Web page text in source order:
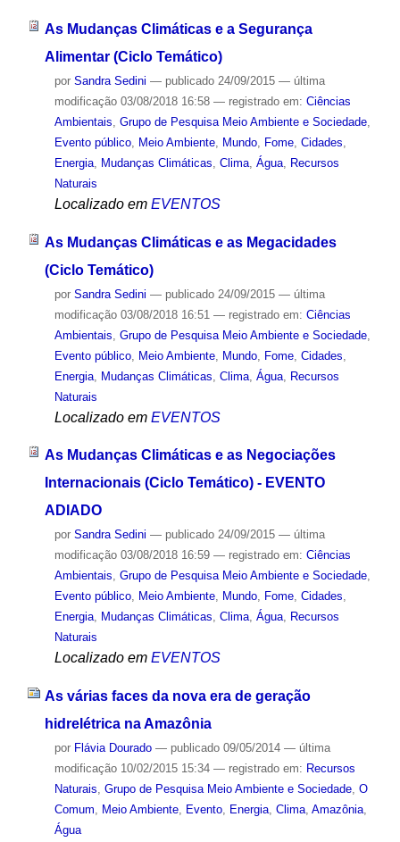
As Mudanças Climáticas e a Segurança
Alimentar (Ciclo Temático)
por Sandra Sedini — publicado24/09/2015 — última
modificação03/08/2018 16:58 — registrado em: Ciências
Ambientais, Grupo de Pesquisa Meio Ambiente e Sociedade,
Evento público, Meio Ambiente, Mundo, Fome, Cidades,
Energia, Mudanças Climáticas, Clima, Água, Recursos
Naturais
Localizado em EVENTOS
As Mudanças Climáticas e as Megacidades
(Ciclo Temático)
por Sandra Sedini — publicado24/09/2015 — última
modificação03/08/2018 16:51 — registrado em: Ciências
Ambientais Grupo de Pesquisa Meio Ambiente e Sociedade,
Evento público, Meio Ambiente, Mundo, Fome, Cidades
Energia, Mudanças Climáticas Clima, Água, Recursos
Naturais
Localizado em EVENTOS
As Mudanças Climáticas e as Negociações
Internacionais (Ciclo Temático) - EVENTO
ADIADO
por Sandra Sedini — publicado24/09/2015 — última
modificação03/08/2018 16:59 — registrado em: Ciências
Ambientais, Grupo de Pesquisa Meio Ambiente e Sociedade,
Evento público, Meio Ambiente, Mundo, Fome, Cidades,
Energia, Mudanças Climáticas, Clima, Água, Recursos
Naturais
Localizado em EVENTOS
As várias faces da nova era de geração
hidrelétrica na Amazônia
por Flávia Dourado — publicado09/05/2014 — última
modificação10/02/2015 15:34 — registrado em: Recursos
Naturais, Grupo de Pesquisa Meio Ambiente e Sociedade, O
Comum, Meio Ambiente, Evento, Energia, Clima, Amazônia,
Água